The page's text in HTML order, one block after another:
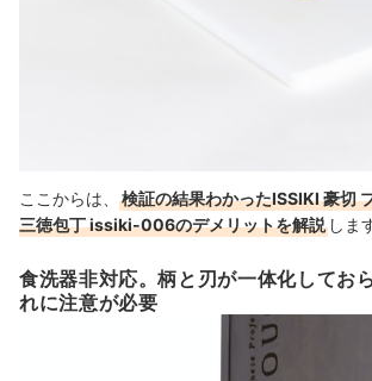
ここからは、
検証の結果わかったISSIKI 豪切
三徳包丁 issiki-006のデメリットを解説 しま
食洗器非対応。柄と刃が一体化してお
れに注意が必要